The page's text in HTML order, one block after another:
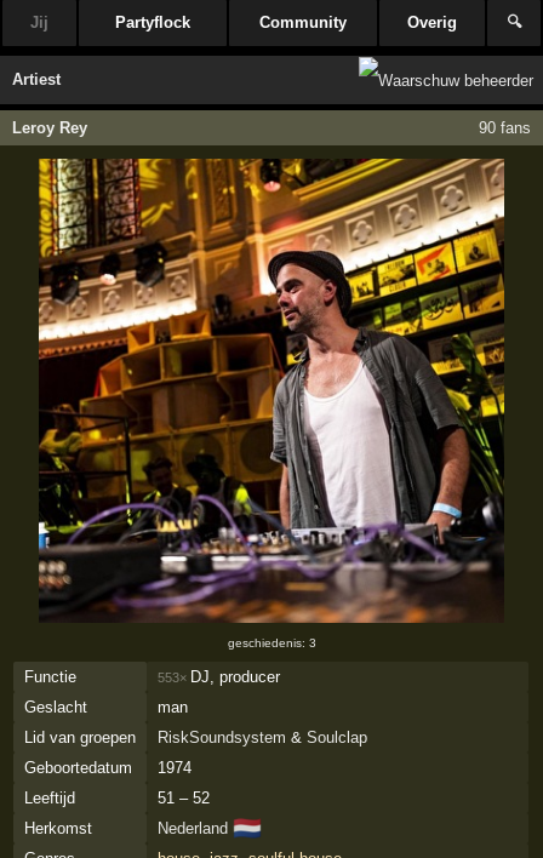
Jij Partyflock Community Overig 🔍
Artiest
Leroy Rey 90 fans
geschiedenis: 3
Functie 553× DJ, producer
Geslacht
man
Lid van groepen
RiskSoundsystem & Soulclap
Geboortedatum
1974
Leeftijd
51 – 52
Herkomst
Nederland 🇳🇱